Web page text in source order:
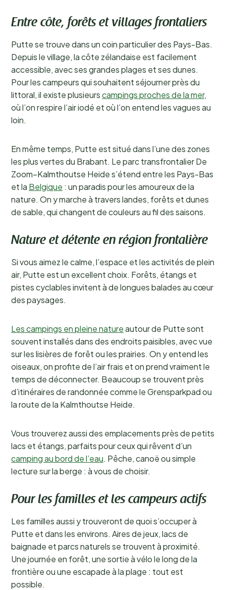
Entre côte, forêts et villages frontaliers
Putte se trouve dans un coin particulier des Pays-Bas.
Depuis le village, la côte zélandaise est facilement
accessible, avec ses grandes plages et ses dunes.
Pour les campeurs qui souhaitent séjourner près du
littoral, il existe plusieurscampings proches de la mer,
où l’on respire l’air iodé et où l’on entend les vagues au
loin.
En même temps, Putte est situé dans l’une des zones
les plus vertes du Brabant. Le parc transfrontalier De
Zoom–Kalmthoutse Heide s’étend entre les Pays-Bas
et la Belgique : un paradis pour les amoureux de la
nature. On y marche à travers landes, forêts et dunes
de sable, qui changent de couleurs au fil des saisons.
Nature et détente en région frontalière
Si vous aimez le calme, l’espace et les activités de plein
air, Putte est un excellent choix. Forêts, étangs et
pistes cyclables invitent à de longues balades au cœur
des paysages.
Les campings en pleine natureautour de Putte sont
souvent installés dans des endroits paisibles, avec vue
sur les lisières de forêt ou les prairies. On y entend les
oiseaux, on profite de l’air frais et on prend vraiment le
temps de déconnecter. Beaucoup se trouvent près
d’itinéraires de randonnée comme le Grensparkpad ou
la route de la Kalmthoutse Heide.
Vous trouverez aussi des emplacements près de petits
lacs et étangs, parfaits pour ceux qui rêvent d’un
camping au bord de l’eau. Pêche, canoë ou simple
lecture sur la berge : à vous de choisir.
Pour les familles et les campeurs actifs
Les familles aussi y trouveront de quoi s’occuper à
Putte et dans les environs. Aires de jeux, lacs de
baignade et parcs naturels se trouvent à proximité.
Une journée en forêt, une sortie à vélo le long de la
frontière ou une escapade à la plage : tout est
possible.